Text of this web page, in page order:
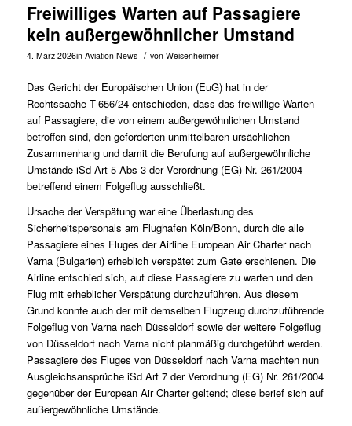
Freiwilliges Warten auf Passagiere
kein außergewöhnlicher Umstand
4. März 2026in Aviation News / von Weisenheimer
Das Gericht der Europäischen Union (EuG) hat in der
Rechtssache T-656/24entschieden, dass das freiwillige Warten
auf Passagiere, die von einem außergewöhnlichen Umstand
betroffen sind, den geforderten unmittelbaren ursächlichen
Zusammenhang und damit die Berufung auf außergewöhnliche
Umstände iSd Art 5 Abs 3 der Verordnung (EG) Nr. 261/2004
betreffend einem Folgeflug ausschließt.
Ursache der Verspätung war eine Überlastung des
Sicherheitspersonals am Flughafen Köln/Bonn, durch die alle
Passagiere eines Fluges der Airline European Air Charter nach
Varna (Bulgarien) erheblich verspätet zum Gate erschienen. Die
Airline entschied sich, auf diese Passagiere zu warten und den
Flug mit erheblicher Verspätung durchzuführen. Aus diesem
Grund konnte auch der mit demselben Flugzeug durchzuführende
Folgeflug von Varna nach Düsseldorf sowie der weitere Folgeflug
von Düsseldorf nach Varna nicht planmäßig durchgeführt werden.
Passagiere des Fluges von Düsseldorf nach Varna machten nun
Ausgleichsansprüche iSd Art 7 der Verordnung (EG) Nr. 261/2004
gegenüber der European Air Charter geltend; diese berief sich auf
außergewöhnliche Umstände.